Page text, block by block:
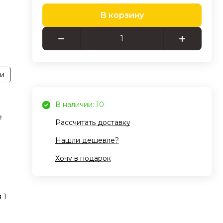
В корзину
В наличии: 10
Рассчитать доставку
Нашли дешевле?
Хочу в подарок